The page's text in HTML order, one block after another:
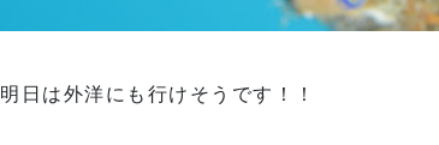
明日は外洋にも行けそうです！！